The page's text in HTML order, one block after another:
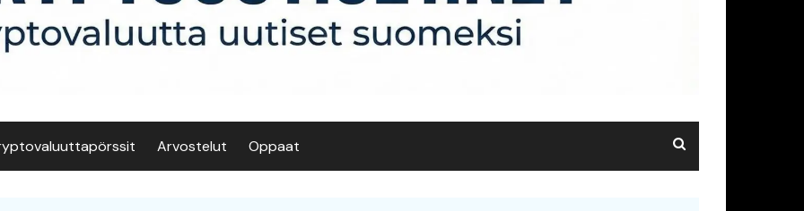
Arvostelut Oppaat